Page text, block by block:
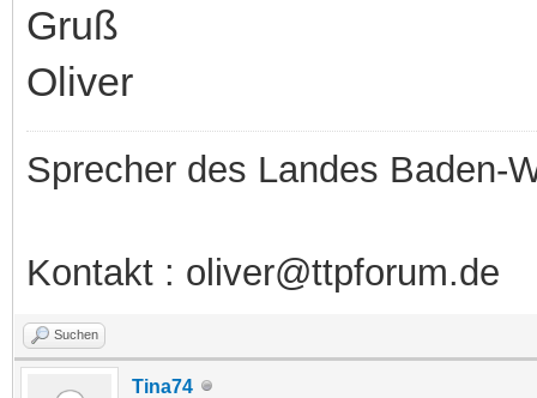
Gruß
Oliver
Sprecher des Landes Baden-
Kontakt : oliver@ttpforum.de
Suchen
Tina74